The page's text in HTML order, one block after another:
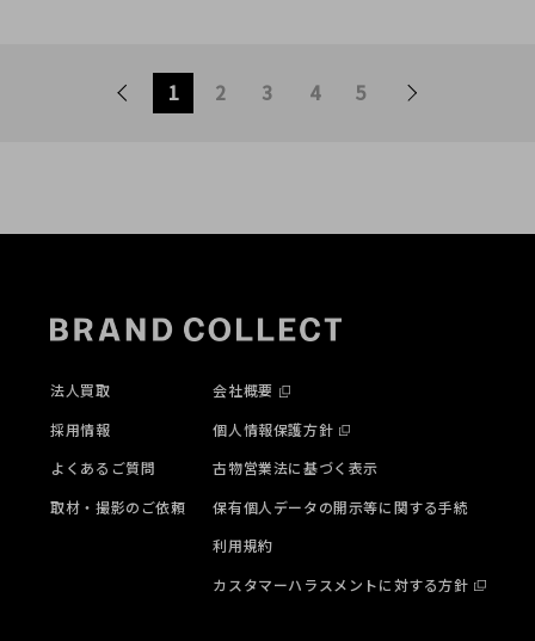
ンペーンを開催致します！
代々木/代官山 エリアでご
1 2 3 4 5
法人買取
採用情報
よくあるご質問
取材・撮影のご依頼
会社概要
個人情報保護方針
古物営業法に基づく表示
保有個人データの開示等に関する手続
利用規約
カスタマーハラスメントに対する方針